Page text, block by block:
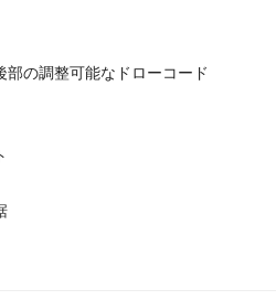
の調整可能なドローコード